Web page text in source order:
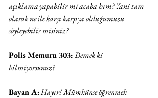
açıklama yapabilir mi acaba hım? Yani tam
olarak ne ile karşı karşıya olduğumuzu
söyleyebilir misiniz?
Polis Memuru 303: Demek ki
bilmiyorsunuz?
Bayan A: Hayır! Mümkünse öğrenmek